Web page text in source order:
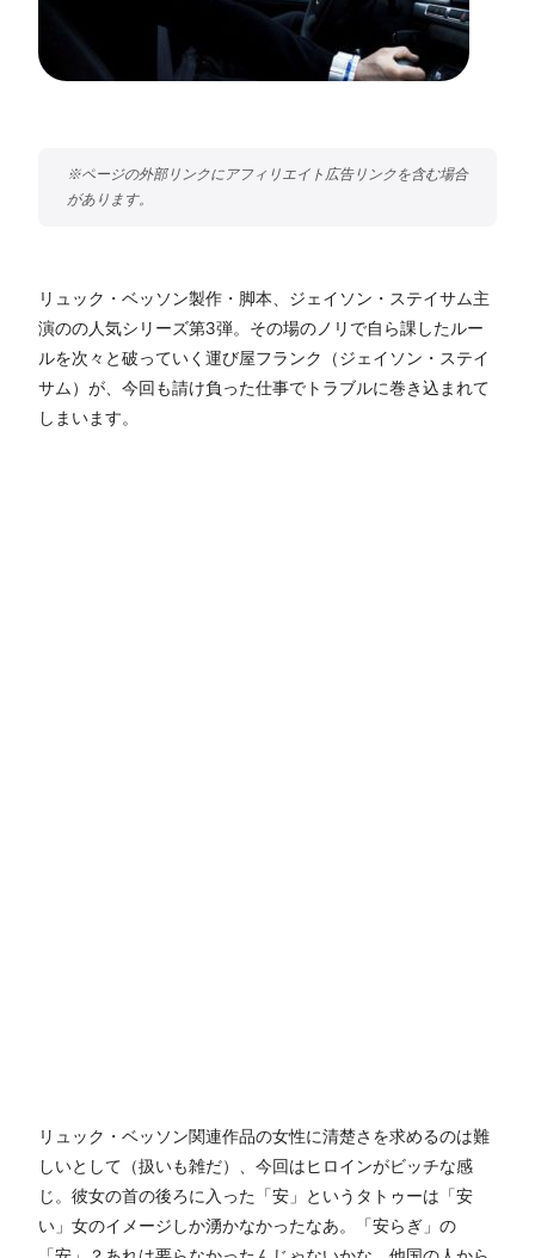
リュック・ベッソン製作・脚本、ジェイソン・ステイサム主
演のの人気シリーズ第3弾。その場のノリで自ら課したルー
ルを次々と破っていく運び屋フランク（ジェイソン・ステイ
サム）が、今回も請け負った仕事でトラブルに巻き込まれて
しまいます。
リュック・ベッソン関連作品の女性に清楚さを求めるのは難
しいとして（扱いも雑だ）、今回はヒロインがビッチな感
じ。彼女の首の後ろに入った「安」というタトゥーは「安
い」女のイメージしか湧かなかったなあ。「安らぎ」の